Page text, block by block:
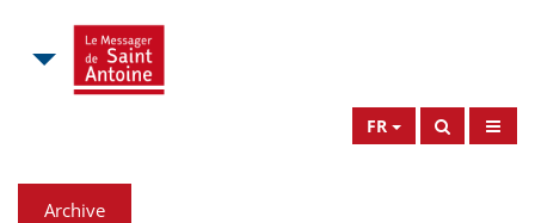
FR
Archive